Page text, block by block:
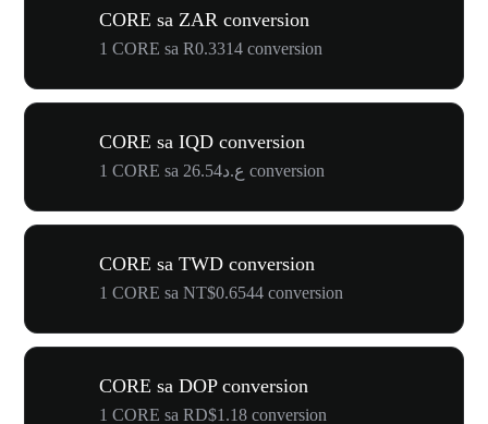
CORE sa ZAR conversion
1 CORE sa R0.3314 conversion
CORE sa IQD conversion
1 CORE sa ع.د26.54 conversion
CORE sa TWD conversion
1 CORE sa NT$0.6544 conversion
CORE sa DOP conversion
1 CORE sa RD$1.18 conversion